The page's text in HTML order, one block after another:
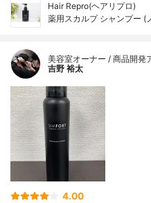
Hair Repro(ヘアリプロ)
薬用スカルプ シャンプー (
美容室オーナー / 商品開発
吉野 裕太
4.00